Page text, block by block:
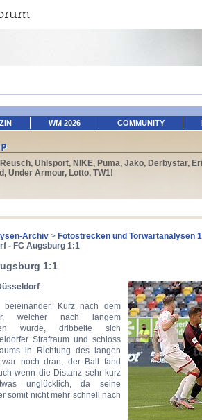
WM 2026 COMMUNITY
Uhlsport, NIKE, Puma, Jako, Derbystar,
Under Armour, Lotto, TW1!
Archiv > Fotostrecken und Torwartanalysen
- FC Augsburg 1:1
1:1
:
Kurz nach dem
welcher nach langem
wurde, dribbelte sich
Strafraum und schloss
in Richtung des langen
war noch dran, der Ball fand
wenn die Distanz sehr kurz
unglücklich, da seine
somit nicht mehr schnell nach